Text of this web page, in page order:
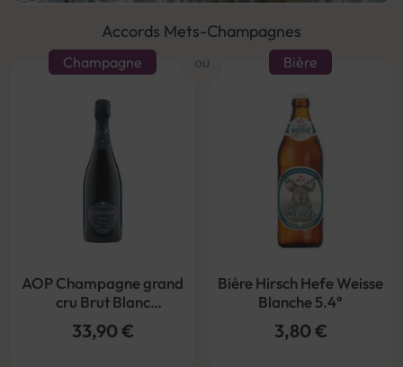
Accords Mets-Champagnes
ou
Champagne
AOP Champagne grand
cru Brut Blanc
Champagne Autréau
Réserve
33,90 €
Bière
Bière Hirsch Hefe Weisse
Blanche 5.4°
3,80 €